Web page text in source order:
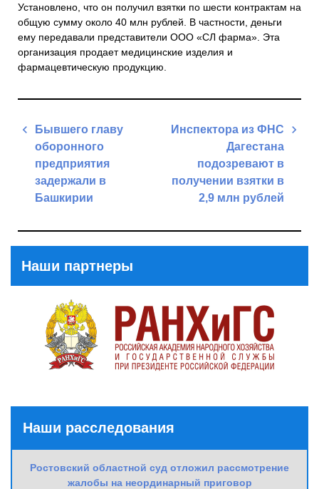
Установлено, что он получил взятки по шести контрактам на
общую сумму около 40 млн рублей. В частности, деньги
ему передавали представители ООО «СЛ фарма». Эта
организация продает медицинские изделия и
фармацевтическую продукцию.
Навигация
записям
Бывшего главу
оборонного
предприятия
задержали в
Башкирии
Инспектора из ФНС
Дагестана
подозревают в
получении взятки в
2,9 млн рублей
Наши партнеры
Наши расследования
Ростовский областной суд отложил рассмотрение
жалобы на неординарный приговор